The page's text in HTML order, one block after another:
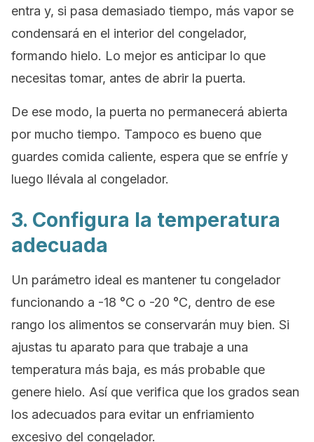
entra y, si pasa demasiado tiempo, más vapor se
condensará en el interior del congelador,
formando hielo. Lo mejor es anticipar lo que
necesitas tomar, antes de abrir la puerta.
De ese modo, la puerta no permanecerá abierta
por mucho tiempo. Tampoco es bueno que
guardes comida caliente, espera que se enfríe y
luego llévala al congelador.
3. Configura la temperatura
adecuada
Un parámetro ideal es mantener tu congelador
funcionando a -18 °C o -20 °C, dentro de ese
rango los alimentos se conservarán muy bien. Si
ajustas tu aparato para que trabaje a una
temperatura más baja, es más probable que
genere hielo. Así que verifica que los grados sean
los adecuados para evitar un enfriamiento
excesivo del congelador.